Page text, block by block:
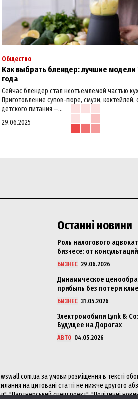
Общество
Как выбрать блендер: лучшие модели
года
Сейчас блендер стал неотъемлемой частью
Приготовление супов-пюре, смузи, коктейлей,
детского питания —...
29.06.2025
Останні новини
Роль налогового
бизнесе: от
БИЗНЕС 29.06.2026
Динамическое
прибыль без потери
БИЗНЕС 31.05.2026
Электромобили Lynk &
Будущее на Дорогах
АВТО 04.05.2026
за умови розміщення в тексті
на цитовані статті не нижче другого
"Партнерський спецпроект", "Політичні